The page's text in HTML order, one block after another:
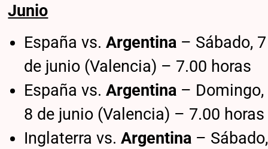
Junio
España vs. Argentina – Sábado, 7
de junio (Valencia) – 7.00 horas
España vs. Argentina – Domingo,
8 de junio (Valencia) – 7.00 horas
Inglaterra vs. Argentina – Sábado,